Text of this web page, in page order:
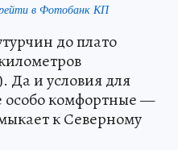
в Фотобанк КП
до плато
Да и условия для
особо комфортные —
к Северному